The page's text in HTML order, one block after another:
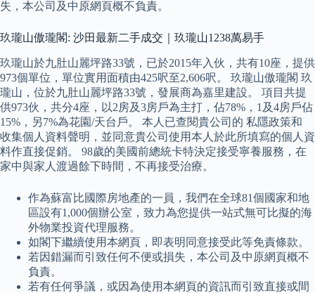
失，本公司及中原網頁概不負責。
玖瓏山傲瓏閣: 沙田最新二手成交｜玖瓏山1238萬易手
玖瓏山於九肚山麗坪路33號，已於2015年入伙，共有10座，提供
973個單位，單位實用面積由425呎至2,606呎。 玖瓏山傲瓏閣 玖
瓏山，位於九肚山麗坪路33號，發展商為嘉里建設。 項目共提
供973伙，共分4座，以2房及3房戶為主打，佔78%，1及4房戶佔
15%，另7%為花園/天台戶。 本人已查閱貴公司的 私隱政策和
收集個人資料聲明，並同意貴公司使用本人於此所填寫的個人資
料作直接促銷。 98歲的美國前總統卡特決定接受寧養服務，在
家中與家人渡過餘下時間，不再接受治療。
作為蘇富比國際房地產的一員，我們在全球81個國家和地
區設有1,000個辦公室，致力為您提供一站式無可比擬的海
外物業投資代理服務。
如閣下繼續使用本網頁，即表明同意接受此等免責條款。
若因錯漏而引致任何不便或損失，本公司及中原網頁概不
負責。
若有任何爭議，或因為使用本網頁的資訊而引致直接或間